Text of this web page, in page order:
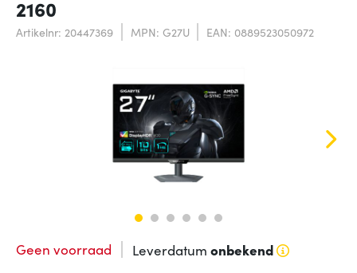
2160
Artikelnr: 20447369 MPN: G27U EAN: 0889523050972
Geen voorraad Leverdatum onbekend